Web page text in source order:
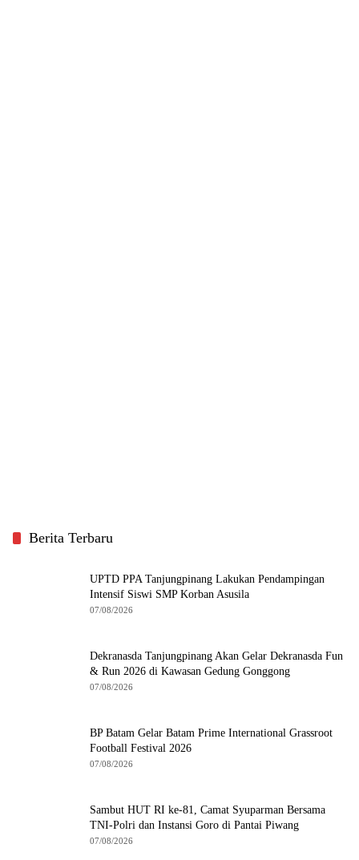
Berita Terbaru
UPTD PPA Tanjungpinang Lakukan Pendampingan
Intensif Siswi SMP Korban Asusila
07/08/2026
Dekranasda Tanjungpinang Akan Gelar Dekranasda Fun
& Run 2026 di Kawasan Gedung Gonggong
07/08/2026
BP Batam Gelar Batam Prime International Grassroot
Football Festival 2026
07/08/2026
Sambut HUT RI ke-81, Camat Syuparman Bersama
TNI-Polri dan Instansi Goro di Pantai Piwang
07/08/2026